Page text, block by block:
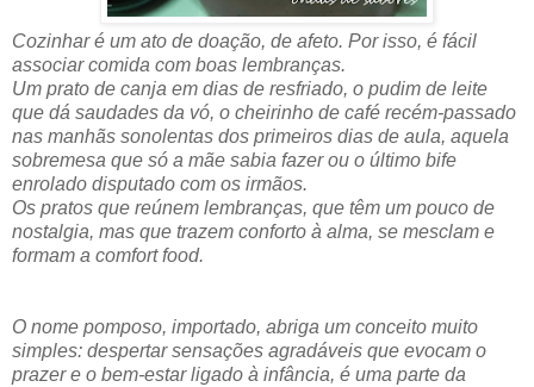
Cozinhar é um ato de doação, de afeto. Por isso, é fácil
associar comida com boas lembranças.
Um prato de canja em dias de resfriado, o pudim de leite
que dá saudades da vó, o cheirinho de café recém-passado
nas manhãs sonolentas dos primeiros dias de aula, aquela
sobremesa que só a mãe sabia fazer ou o último bife
enrolado disputado com os irmãos.
Os pratos que reúnem lembranças, que têm um pouco de
nostalgia, mas que trazem conforto à alma, se mesclam e
formam a comfort food.
O nome pomposo, importado, abriga um conceito muito
simples: despertar sensações agradáveis que evocam o
prazer e o bem-estar ligado à infância, é uma parte da